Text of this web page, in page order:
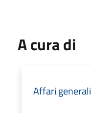
A cura di
Affari generali